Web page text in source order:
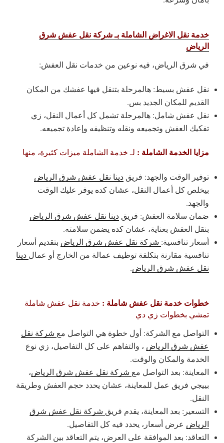
خدمة نقل الاغراض الشاملة بـ شركة نقل عفش شرق
الرياض
في شرق الرياض، فيه نوعين من خدمات نقل العفش:
نقل عفش بسيط: هالمرحلة بتنقل فيها عفشك من المكان
القديم للمكان الجديد بس.
نقل عفش شامل: هالمرحلة تشمل كل أعمال النقل، زي
تفكيك العفش وتجميعه ونقله وتنظيفه وإعادة تجميعه.
مزايا الخدمة الشاملة : لـ خدمة الشاملة ميزات كثيرة، منها
توفير الوقت والجهد: فريق دينا نقل عفش شرق الرياض
بيخلص كل أعمال النقل، عشان كده يوفر عليك الوقت
والجهد.
ضمان سلامة العفش: فريق دينا نقل عفش شرق الرياض
بنقل العفش بعناية، عشان كده يضمن سلامته.
أسعار تنافسية: شركة نقل عفش شرق الرياض بتقديم أسعار
تنافسية مقارنة بتكلفة توظيف عمالة من الخارج أو عمال دينا
نقل عفش شرق الرياض.
خطوات خدمة نقل عفش شاملة : خدمة نقل عفش شاملة
تمشي بخطوات زي دي
التواصل مع الشركة: أول خطوة هي التواصل مع شركة نقل
عفش شرق الرياض ، والتفاهم على كل التفاصيل، زي نوع
الخدمة والمكان والوقت.
المعاينة: بعد التواصل مع شركة نقل عفش شرق الرياض،
بييجي فريق عمل للمعاينة، عشان يحدد حجم العفش وطريقة
النقل.
التسعير: بعد المعاينة، يقدم فريق شركة نقل عفش شرق
الرياض عرض أسعار، يحدد فيه كل التفاصيل.
التعاقد: بعد الموافقة على العرض، يتم التعاقد بين الشركة